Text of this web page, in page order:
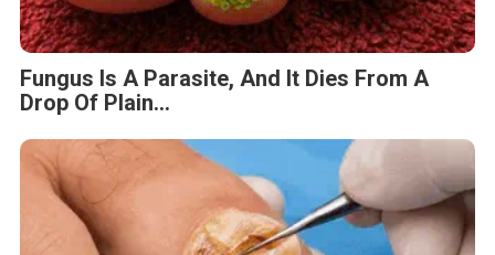
Fungus Is A Parasite, And It Dies From A
Drop Of Plain...